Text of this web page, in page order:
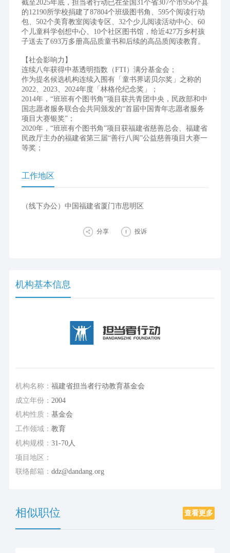
截至2025年底，担当者行动已在全国31个省307个市956个县
的12190所学校捐建了87804个班级图书角、595个阅读行动
包、502个美育教室阅读专区、32个少儿阅读活动中心、60
个儿童科学创想中心、10个社区图书馆，给近427万乡村孩
子送去了693万多册高品质童书和后续的高品质阅读教育。
【社会影响力】
连续八年获得中基透明指数（FTI）满分基金会；
作为提名候选机构连续入围有「童书界诺贝尔奖」之称的
2022、2023、2024年度「林格伦纪念奖」；
2014年，“班班有个图书角”项目获共青团中央，民政部和中
国志愿者服务联合会共同颁发的“首届中国青年志愿者服务
项目大赛银奖”；
2020年，“班班有个图书角”项目获福建省慈善总会、福建省
民政厅主办的福建省第三届“善行八闽”公益慈善项目大赛一
等奖；
工作地区
（线下办公）中国福建省厦门市思明区
分享 投诉
机构基本信息
机构名称： 福建省担当者行动教育基金会
成立年份： 2004
机构性质： 基金会
工作领域： 教育
机构规模： 31-70人
项目地区：
联络邮箱： ddz@dandang.org
相似职位 查看更多